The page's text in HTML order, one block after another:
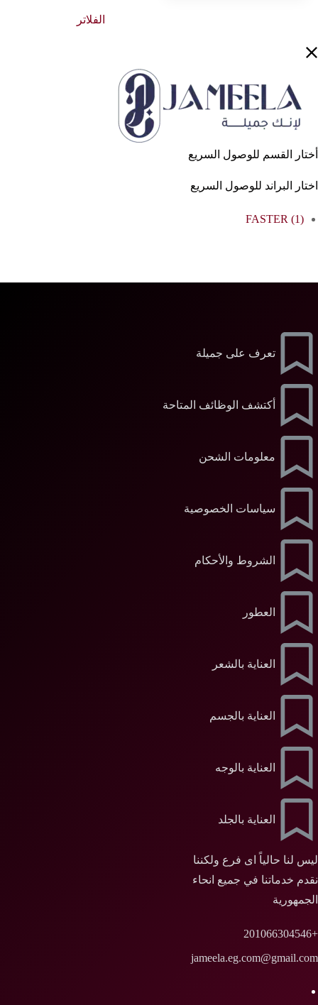
أختار القسم للوصول السريع
اختار البراند للوصول السريع
FASTER (1)
الفلاتر
تعرف على جميلة
أكتشف الوظائف المتاحة
معلومات الشحن
سياسات الخصوصية
الشروط والأحكام
العطور
العناية بالشعر
العناية بالجسم
العناية بالوجه
العناية بالجلد
ليس لنا حالياً اى فرع ولكننا
نقدم خدماتنا في جميع انحاء
الجمهورية
+201066304546
jameela.eg.com@gmail.com